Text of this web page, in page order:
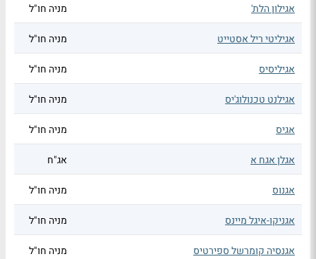
אגילון הלת' מניה חו"ל
אגיליטי ריל אסטייט מניה חו"ל
אגיליסיס מניה חו"ל
אגילנט טכנולוג'יס מניה חו"ל
אגיס מניה חו"ל
אגלן אגח א אג"ח
אגנוס מניה חו"ל
אגניקו-איגל מיינס מניה חו"ל
אגנסיה קומרשל ספירטיס מניה חו"ל